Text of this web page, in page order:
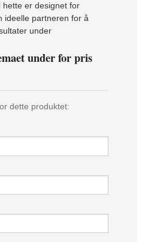
hette er designet for
ideelle partneren for å
under
under for pris
dette produktet: